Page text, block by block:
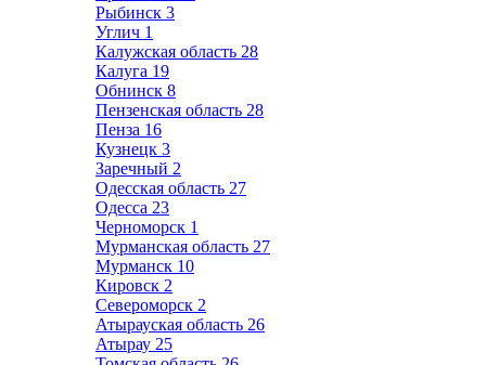
Рыбинск 3
Углич 1
Калужская область 28
Калуга 19
Обнинск 8
Пензенская область 28
Пенза 16
Кузнецк 3
Заречный 2
Одесская область 27
Одесса 23
Черноморск 1
Мурманская область 27
Мурманск 10
Кировск 2
Североморск 2
Атырауская область 26
Атырау 25